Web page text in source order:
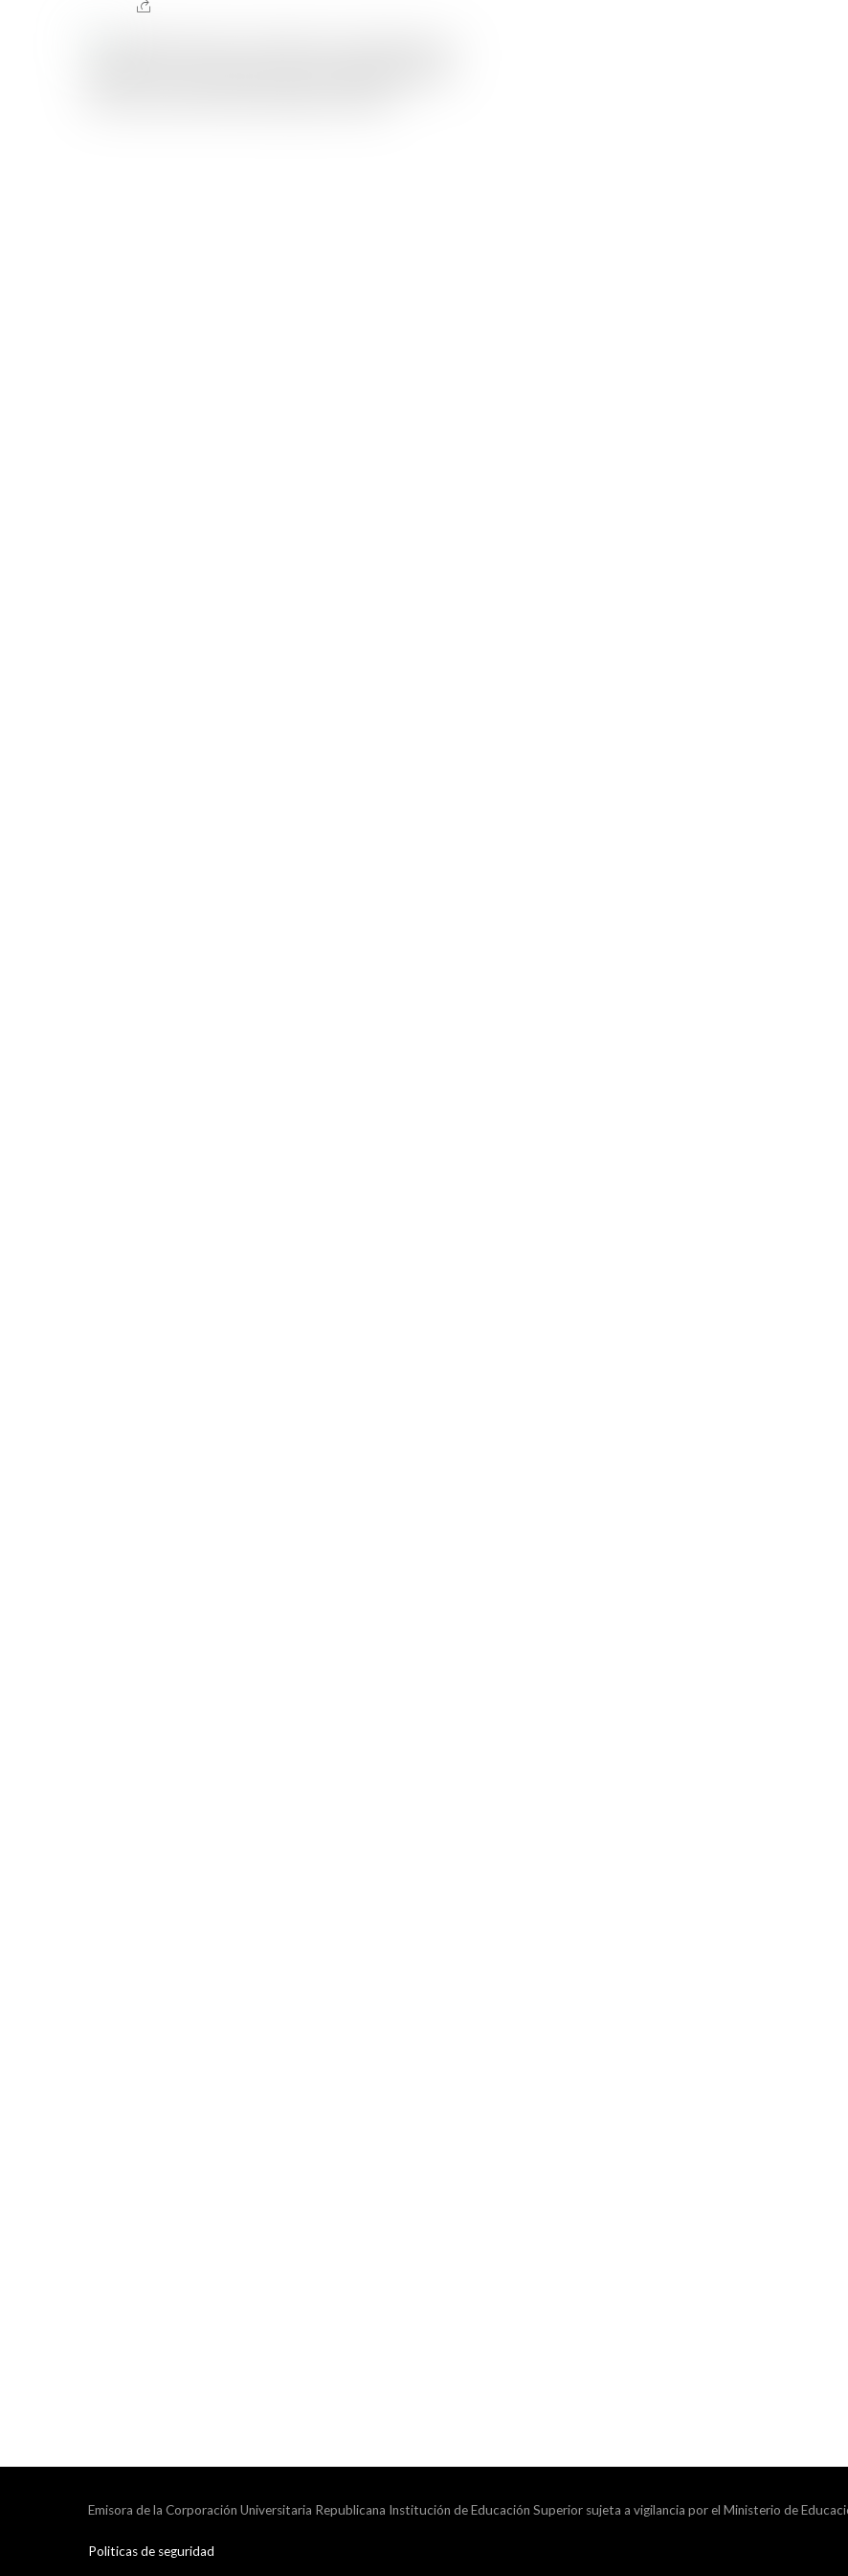
Emisora de la Corporación Universitaria Republicana Institución de Educación Superior sujeta a vigilancia por el Ministerio de
Politicas de seguridad